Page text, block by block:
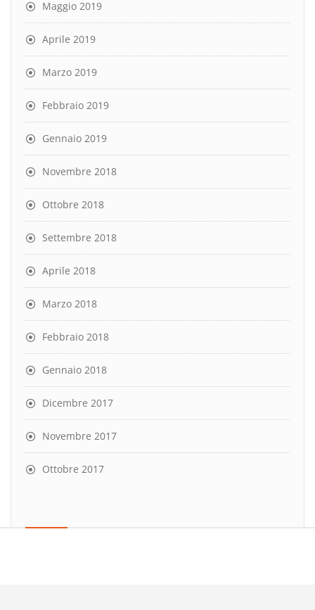
Maggio 2019
Aprile 2019
Marzo 2019
Febbraio 2019
Gennaio 2019
Novembre 2018
Ottobre 2018
Settembre 2018
Aprile 2018
Marzo 2018
Febbraio 2018
Gennaio 2018
Dicembre 2017
Novembre 2017
Ottobre 2017